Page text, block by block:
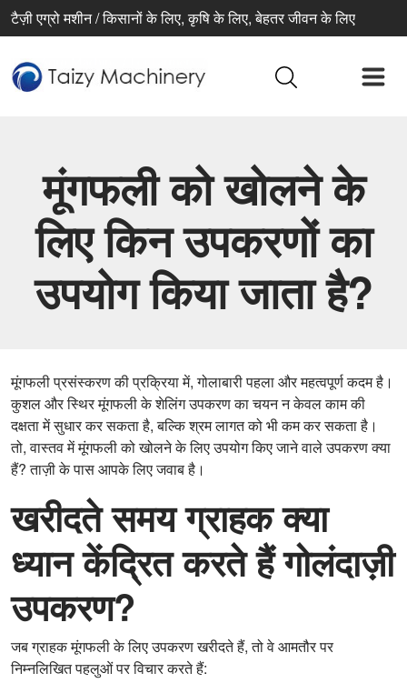
टैज़ी एग्रो मशीन / किसानों के लिए, कृषि के लिए, बेहतर जीवन के लिए
मूंगफली को खोलने के
लिए किन उपकरणों का
उपयोग किया जाता है?
मूंगफली प्रसंस्करण की प्रक्रिया में, गोलाबारी पहला और महत्वपूर्ण कदम है।
कुशल और स्थिर मूंगफली के शेलिंग उपकरण का चयन न केवल काम की
दक्षता में सुधार कर सकता है, बल्कि श्रम लागत को भी कम कर सकता है।
तो, वास्तव में मूंगफली को खोलने के लिए उपयोग किए जाने वाले उपकरण क्या
हैं? ताज़ी के पास आपके लिए जवाब है।
खरीदते समय ग्राहक क्या
ध्यान केंद्रित करते हैंगोलंदाज़ी
उपकरण?
जब ग्राहक मूंगफली के लिए उपकरण खरीदते हैं, तो वे आमतौर पर
निम्नलिखित पहलुओं पर विचार करते हैं: